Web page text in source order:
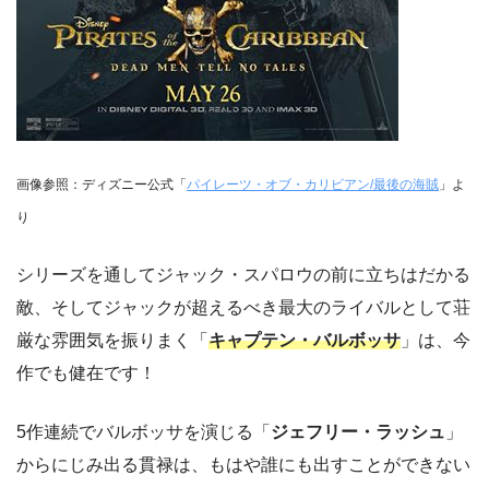
画像参照：ディズニー公式「 パイレーツ・オブ・カリビアン/最後の海賊 」よ
り
シリーズを通してジャック・スパロウの前に立ちはだかる
敵、そしてジャックが超えるべき最大のライバルとして荘
厳な雰囲気を振りまく「 キャプテン・バルボッサ 」は、今
作でも健在です！
5作連続でバルボッサを演じる「 ジェフリー・ラッシュ 」
からにじみ出る貫禄は、もはや誰にも出すことができない